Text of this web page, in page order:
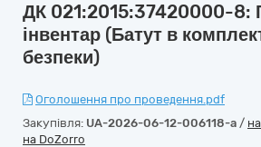
ДК 021:2015:37420000-8:
інвентар (Батут в
безпеки)
Оголошення про проведення.pdf
Закупівля: UA-2026-06-12-006118-a /
на DoZorro